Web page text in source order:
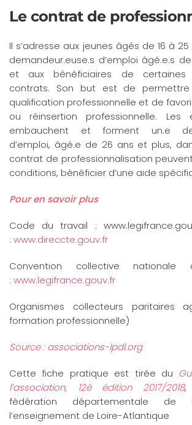
Le contrat de
Il s’adresse aux jeunes âgés de 16 à
demandeur.euse.s d’emploi âgé.e.s
et aux bénéficiaires de certaines
contrats. Son but est de permettre
qualification professionnelle et de
ou réinsertion professionnelle. Les
embauchent et forment un.e
d’emploi, âgé.e de 26 ans et plus,
contrat de professionnalisation
conditions, bénéficier d’une aide
Pour en savoir plus
Code du travail :
: www.direccte.gouv.fr
Convention collective nationale
: www.legifrance.gouv.fr
Organismes collecteurs paritaires
formation professionnelle)
Source :associations-lpdl.org
Cette fiche pratique est tirée du
l’association, 12è édition 2017/2018,
fédération départementale
l’enseignement de Loire-Atlantique